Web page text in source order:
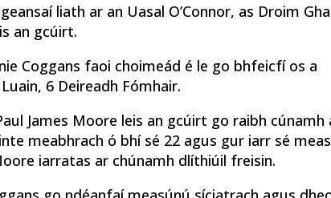
liath ar an Uasal O’Connor, as Droim
an gcúirt.
Coggans faoi choimeád é le go bhfeicfí os a
6 Deireadh Fómhair.
James Moore leis an gcúirt go raibh cúnamh
meabhrach ó bhí sé 22 agus gur iarr sé
iarratas ar chúnamh dlíthiúil freisin.